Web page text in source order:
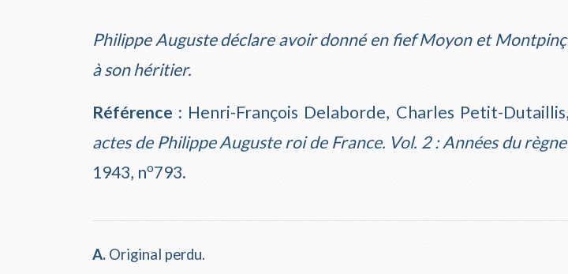
Philippe Auguste déclare avoir donné en fief Moyon et
à son héritier.
Référence :Henri-François Delaborde, Charles Petit-
actes de Philippe Auguste roi de France. Vol. 2 : Années du
1943, no793.
A. Original perdu.